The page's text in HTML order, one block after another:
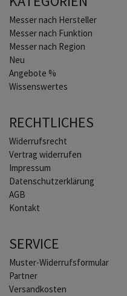
Home
Messer nach Hersteller
Messer nach Funktion
Messer nach Region
Neu
Angebote %
Wissenswertes
RECHTLICHES
Widerrufs­recht
Vertrag widerrufen
Impressum
Daten­schutz­erklärung
AGB
Kontakt
SERVICE
Muster-Widerrufsformular
Partner
Versandkosten